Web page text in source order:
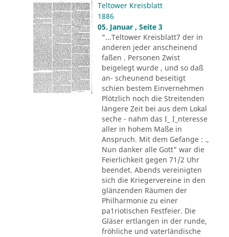
Teltower Kreisblatt
1886
05. Januar , Seite 3
"...Teltower Kreisblatt7 der in
anderen jeder anscheinend
faßen . Personen Zwist
beigelegt wurde , und so daß
an- scheunend beseitigt
schien bestem Einvernehmen
Plötzlich noch die Streitenden
längere Zeit bei aus dem Lokal
seche - nahm das I_ I_nteresse
aller in hohem Maße in
Anspruch. Mit dem Gefange : .,
Nun danker alle Gott" war die
Feierlichkeit gegen 71/2 Uhr
beendet. Abends vereinigten
sich die Kriegervereine in den
glänzenden Räumen der
Philharmonie zu einer
pa1riotischen Festfeier. Die
Gläser ertlangen in der runde,
fröhliche und vaterländische